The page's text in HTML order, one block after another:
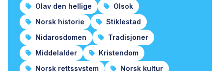
Olav den hellige
Olsok
Norsk historie
Stiklestad
Nidarosdomen
Tradisjoner
Middelalder
Kristendom
Norsk rettssystem
Norsk kultur